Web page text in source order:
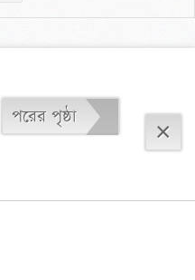
পরের পৃষ্ঠা
×